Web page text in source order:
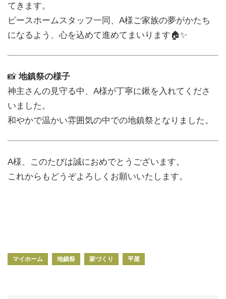
てきます。
ピースホームスタッフ一同、A様ご家族の夢がかたち
になるよう、心を込めて進めてまいります🏠✨
📸 地鎮祭の様子
神主さんの見守る中、A様が丁寧に鍬を入れてくださ
いました。
和やかで温かい雰囲気の中での地鎮祭となりました。
A様、このたびは誠におめでとうございます。
これからもどうぞよろしくお願いいたします。
マイホーム 地鎮祭 家づくり 平屋